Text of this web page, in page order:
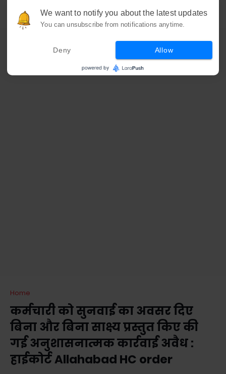
Home
कर्मचारी को सुनवाई का अवसर दिए
बिना और बिना साक्ष्य प्रस्तुत किए की
गई अनुशासनात्मक कार्रवाई अवैध :
हाईकोर्ट Allahabad HC order
We want to notify you about the latest updates
You can unsubscribe from notifications anytime.
Deny Allow